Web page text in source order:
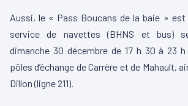
Aussi, le « Pass Boucans de la baie »
service de navettes (BHNS et bus)
dimanche 30 décembre de 17 h 30 à 23
pôles d’échange de Carrère et de Mahault,
Dillon (ligne 211).